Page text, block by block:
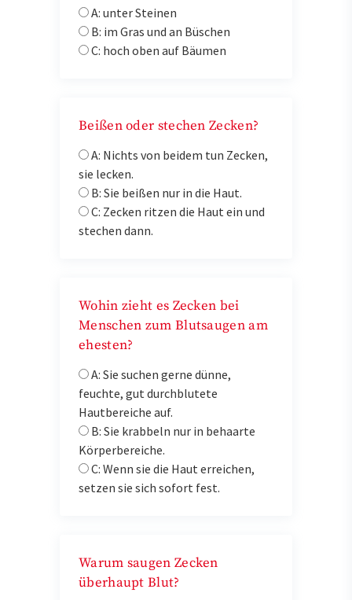
A: unter Steinen
B: im Gras und an Büschen
C: hoch oben auf Bäumen
Beißen oder stechen Zecken?
A: Nichts von beidem tun Zecken,
sie lecken.
B: Sie beißen nur in die Haut.
C: Zecken ritzen die Haut ein und
stechen dann.
Wohin zieht es Zecken bei
Menschen zum Blutsaugen am
ehesten?
A: Sie suchen gerne dünne,
feuchte, gut durchblutete
Hautbereiche auf.
B: Sie krabbeln nur in behaarte
Körperbereiche.
C: Wenn sie die Haut erreichen,
setzen sie sich sofort fest.
Warum saugen Zecken
überhaupt Blut?